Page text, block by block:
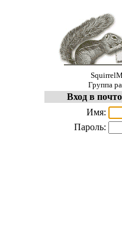
Группа
Вход в
Имя:
Пароль: